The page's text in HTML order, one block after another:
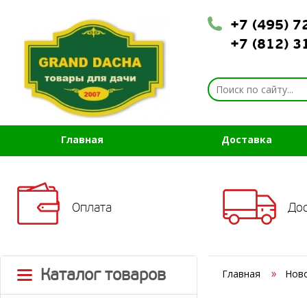
+7 (495)
+7 (812)
Главная Доставка
Оплата
Каталог товаров Главная